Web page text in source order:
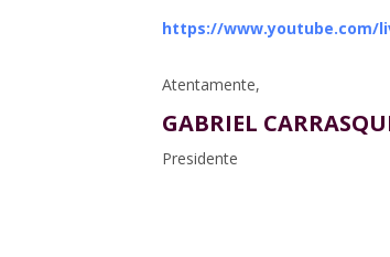
https://www.youtube.com/
Atentamente,
GABRIEL
Presidente